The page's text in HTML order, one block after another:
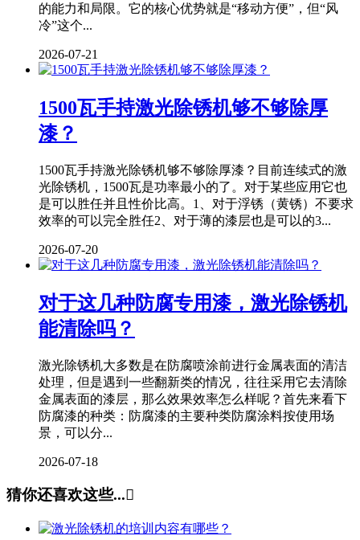
的能力和局限。它的核心优势就是“移动方便”，但“风
冷”这个...
2026-07-21
1500瓦手持激光除锈机够不够除厚
漆？
1500瓦手持激光除锈机够不够除厚漆？目前连续式的激
光除锈机，1500瓦是功率最小的了。对于某些应用它也
是可以胜任并且性价比高。1、对于浮锈（黄锈）不要求
效率的可以完全胜任2、对于薄的漆层也是可以的3...
2026-07-20
对于这几种防腐专用漆，激光除锈机
能清除吗？
激光除锈机大多数是在防腐喷涂前进行金属表面的清洁
处理，但是遇到一些翻新类的情况，往往采用它去清除
金属表面的漆层，那么效果效率怎么样呢？首先来看下
防腐漆的种类：防腐漆的主要种类防腐涂料按使用场
景，可以分...
2026-07-18
猜你还喜欢这些...